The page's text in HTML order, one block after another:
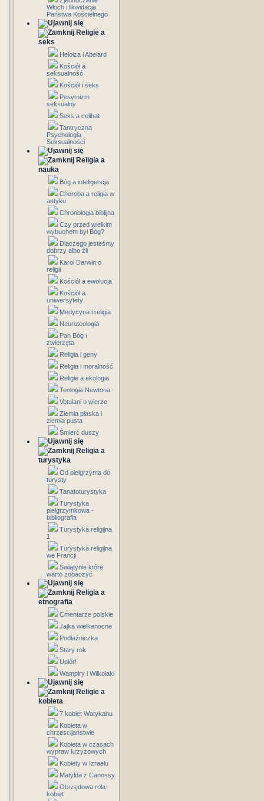
Włoch i likwidacja
Państwa Kościelnego
Religie a
seks
Heloiza i Abelard
Kościół a
seksualność
Kościół i seks
Pesymizm
seksualny
Seks a celibat
Tantryczna
Psychologia
Seksualności
Religia a
nauka
Bóg a inteligencja
Choroba a religia w
antyku
Chronologia biblijna
Czy przed wielkim
wybuchem był Bóg?
Dlaczego jesteśmy
dobrzy albo źli
Karol Darwin o
religii
Kościół a ewolucja
Kościół a
uniwersytety
Medycyna i religia
Neuroteologia
Pan Bóg i
zwierzęta
Religia i geny
Religia i moralność
Religie a ekologia
Teologia Newtona
Vetulani o wierze
Ziemia płaska i
ziemia pusta
Śmierć duszy
Religia a
turystyka
Od pielgrzyma do
turysty
Tanatoturystyka
Turystyka
pielgrzymkowa -
bibliografia
Turystyka religijna
1
Turystyka religijna
we Francji
Świątynie które
warto zobaczyć
Religia a
etnografia
Cmentarze polskie
Jajka wielkanocne
Podłaźniczka
Stary rok
Upiór!
Wampiry i Wilkołaki
Religie a
kobieta
7 kobiet Watykanu
Kobieta w
chrzescijaństwie
Kobieta w czasach
wypraw krzyżowych
Kobiety w Izraelu
Matylda z Canossy
Obrzędowa rola
kobiet